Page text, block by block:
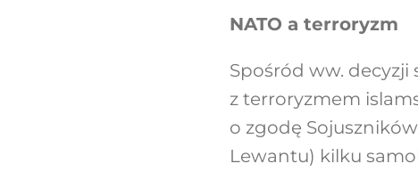
NATO a terroryzm
Spośród ww. decyzji
z terroryzmem
o zgodę
Lewantu) kilku